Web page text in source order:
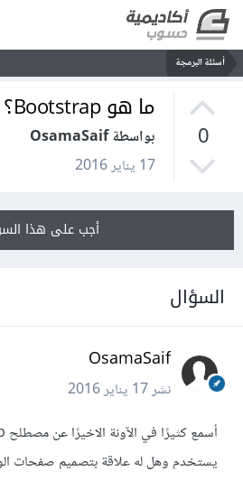
أسئلة البرمجة
0
ما هو Bootstrap؟
بواسطة OsamaSaif
17 يناير 2016
أجب على هذا
السؤال
OsamaSaif
نشر17 يناير 2016
يستخدم وهل له علاقة بتصميم صفحات